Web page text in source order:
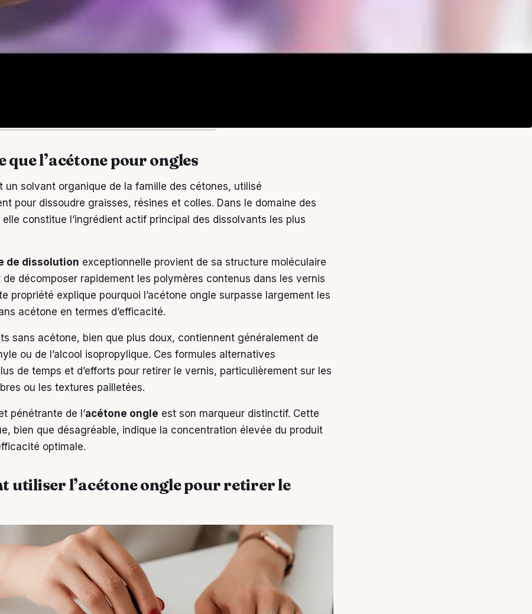
quelques précautions pour préserver la santé de vos ongles.
l’acétone pour ongles
que l’acétone pour ongles
un solvant organique de la famille des cétones, utilisé
pour dissoudre graisses, résines et colles. Dans le domaine des
constitue l’ingrédient actif principal des dissolvants les plus
de dissolution exceptionnelle provient de sa structure moléculaire
de décomposer rapidement les polymères contenus dans les vernis
propriété explique pourquoi l’acétone ongle surpasse largement les
acétone en termes d’efficacité.
sans acétone, bien que plus doux, contiennent généralement de
ou de l’alcool isopropylique. Ces formules alternatives
de temps et d’efforts pour retirer le vernis, particulièrement sur les
ou les textures pailletées.
pénétrante de l’acétone ongle est son marqueur distinctif. Cette
bien que désagréable, indique la concentration élevée du produit
optimale.
utiliser l’acétone ongle pour retirer le